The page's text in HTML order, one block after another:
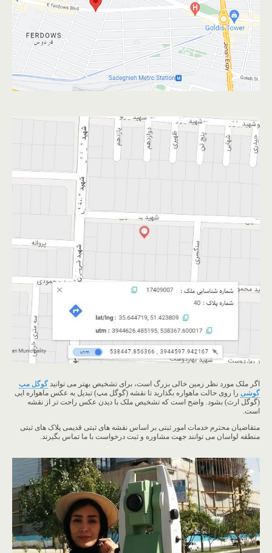
اگر ملک مورد نظر زمین خالی بزرگ است، برای تشخیص بهتر می توانید گوگل مپ
گوشی را روی حالت ماهواره بگذارید تا نقشه (گوگل مپ) تبدیل به عکس ماهواره ایی
(گوگل ارث) بشود. واضح است که تشخیص ملک با دیدن عکس راحت تر از نقشه
است.
متقاضیان محترم خدمات امور ثبتی بر اساس نقشه های ثبتی قدیمی پلاک های ثبتی
منطقه لواسان می توانند جهت مشاوره و ثبت درخواست با ما تماس بگیرند.